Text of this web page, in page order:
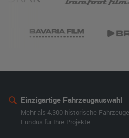
Einzigartige Fahrzeugauswahl
Mehr als 4.300 historische
Fundus für Ihre Projekte.